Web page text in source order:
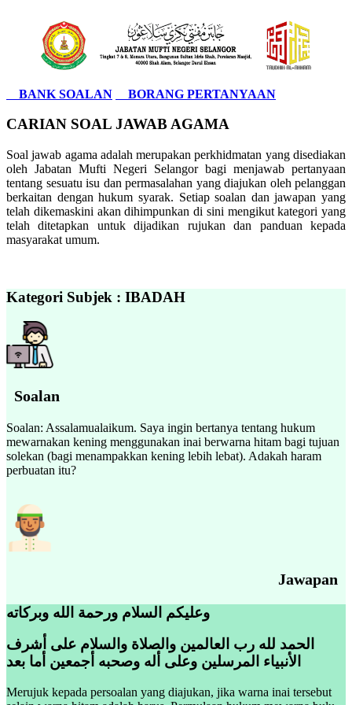
BANK SOALAN BORANG PERTANYAAN
CARIAN SOAL JAWAB AGAMA
Soal jawab agama adalah merupakan perkhidmatan yang disediakan
oleh Jabatan Mufti Negeri Selangor bagi menjawab pertanyaan
tentang sesuatu isu dan permasalahan yang diajukan oleh pelanggan
berkaitan dengan hukum syarak. Setiap soalan dan jawapan yang
telah dikemaskini akan dihimpunkan di sini mengikut kategori yang
telah ditetapkan untuk dijadikan rujukan dan panduan kepada
masyarakat umum.
Kategori Subjek : IBADAH
Soalan
Soalan: Assalamualaikum. Saya ingin bertanya tentang hukum
mewarnakan kening menggunakan inai berwarna hitam bagi tujuan
solekan (bagi menampakkan kening lebih lebat). Adakah haram
perbuatan itu?
Jawapan
الحمد لله رب العالمين والصلاة والسلام على أشرف
الأنبياء المرسلين وعلى أله وصحبه أجمعين أما بعد
Merujuk kepada persoalan yang diajukan, jika warna inai tersebut